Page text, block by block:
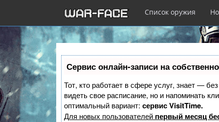
Перейти
к
основному
содержанию
Список оружия
Сервис онлайн-записи на
Тот, кто работает в сфере услуг, знает —
видеть свое расписание, но и напоминать
оптимальный вариант: сервис VisitTime.
Для новых пользователей первый месяц